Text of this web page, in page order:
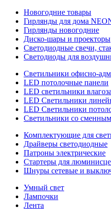
Новогодние товары
Гирлянды для дома
Гирлянды новогодние
Диско-шары и проекторы
Светодиодные свечи,
Светодиоды для
Светильники офисно-
LED потолочные панели
LED светильники
LED Светильники
LED Светильники
Светильники со
Комплектующие для
Драйверы светодиодные
Патроны электрические
Стартеры для
Шнуры сетевые и
Умный свет
Лампочки
Лента